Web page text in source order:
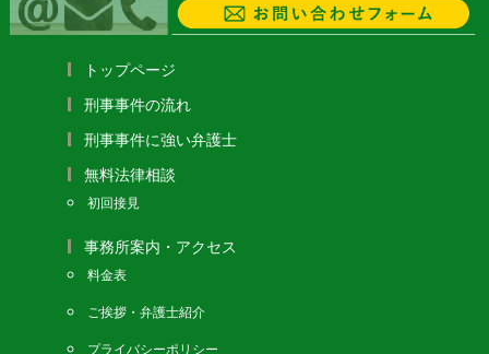
トップページ
刑事事件の流れ
刑事事件に強い弁護士
無料法律相談
初回接見
事務所案内・アクセス
料金表
ご挨拶・弁護士紹介
プライバシーポリシー